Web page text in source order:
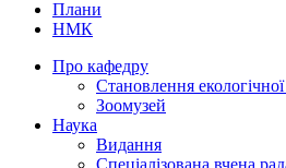
Плани
НМК
Про кафедру
Cтановлення
Зоомузей
Наука
Видання